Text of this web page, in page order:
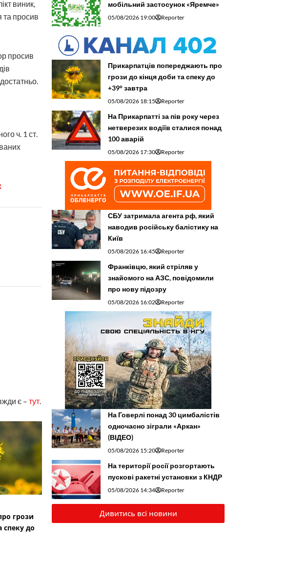
виник,
та просив
просив
ч. 1 ст.
є – тут
грози
спеку до
мобільний застосунок «Яремче»
05/08/2026 19:00 Reporter
Прикарпатців попереджають про
грози до кінця доби та спеку до
+39° завтра
05/08/2026 18:15 Reporter
На Прикарпатті за пів року через
нетверезих водіїв сталися понад
100 аварій
05/08/2026 17:30 Reporter
СБУ затримала агента рф, який
наводив російську балістику на
Київ
05/08/2026 16:45 Reporter
Франківцю, який стріляв у
знайомого на АЗС, повідомили
про нову підозру
05/08/2026 16:02 Reporter
На Говерлі понад 30 цимбалістів
одночасно зіграли «Аркан»
(ВІДЕО)
05/08/2026 15:20 Reporter
На території росії розгортають
пускові ракетні установки з КНДР
05/08/2026 14:34 Reporter
Дивитись всі новини